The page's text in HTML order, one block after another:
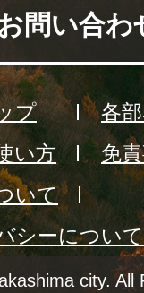
問い合わ
プ
各
い方
免
いて
シーについて
city. All